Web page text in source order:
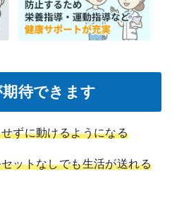
待できます
ずに動けるようになる
ットなしでも生活が送れる